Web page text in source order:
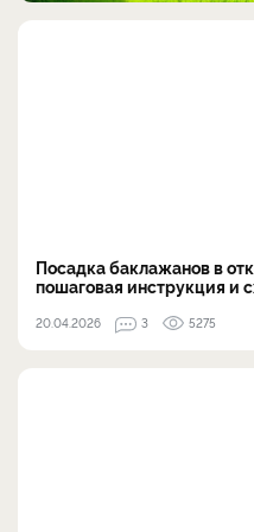
Посадка баклажанов в
пошаговая инструкция и
20.04.2026 3 5275